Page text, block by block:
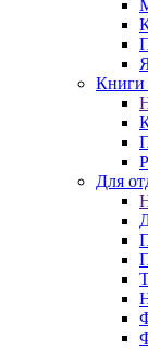
Книги
Для